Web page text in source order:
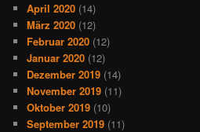
April 2020 (14)
März 2020 (12)
Februar 2020 (12)
Januar 2020 (12)
Dezember 2019 (14)
November 2019 (11)
Oktober 2019 (10)
September 2019 (11)